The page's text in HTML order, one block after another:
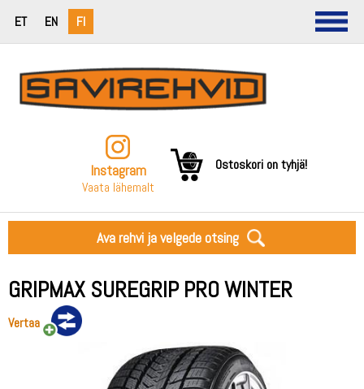
ET EN FI
Instagram
Vaata lähemalt
Ostoskori on tyhjä!
Ava rehvi ja velgede otsing
GRIPMAX SUREGRIP PRO WINTER
Vertaa